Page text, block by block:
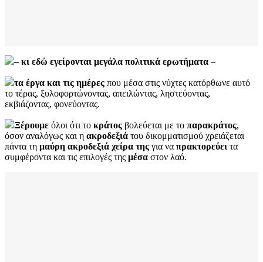
– κι εδώ εγείρονται μεγάλα πολιτικά ερωτήματα –
τα έργα και τις ημέρες που μέσα στις νύχτες κατόρθωνε αυτό
το τέρας, ξυλοφορτώνοντας, απειλώντας, ληστεύοντας,
εκβιάζοντας, φονεύοντας.
Ξέρουμε όλοι ότι το κράτος βολεύεται με το παρακράτος,
όσον αναλόγως και η ακροδεξιά του δικομματισμού χρειάζεται
πάντα τη μαύρη ακροδεξιά χείρα της για να πρακτορεύει τα
συμφέροντα και τις επιλογές της μέσα στον λαό.